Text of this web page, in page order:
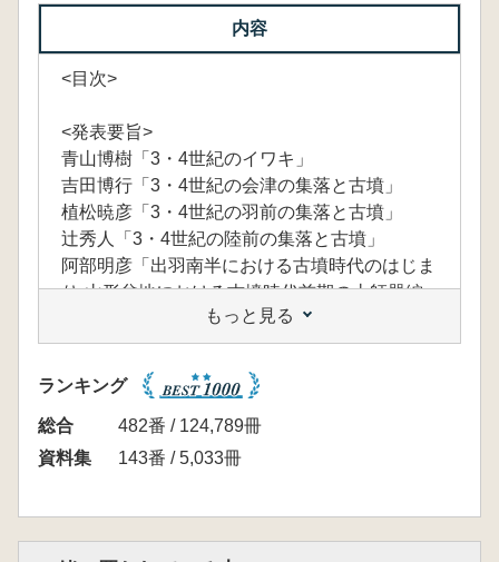
内容
<目次>
<発表要旨>
青山博樹「3・4世紀のイワキ」
吉田博行「3・4世紀の会津の集落と古墳」
植松暁彦「3・4世紀の羽前の集落と古墳」
辻秀人「3・4世紀の陸前の集落と古墳」
阿部明彦「出羽南半における古墳時代のはじま
り-山形盆地における古墳時代前期の土師器編
赤塚次郎「3・4世紀、東北南部と東海系文化」
石野博信「近畿から見た3・4世紀の東国-土器
と居館と古墳-」
<特別寄稿>
柳沼賢治「大廓式土器からみた関東北の地域間
もっと見る
ランキング
総合
482番 / 124,789冊
資料集
143番 / 5,033冊